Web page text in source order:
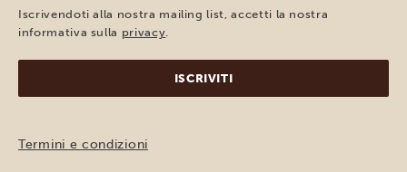
e-
mail
Iscrivendoti alla nostra mailing list, accetti la nostra
informativa sulla privacy
Termini e condizioni